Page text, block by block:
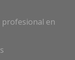
profesional en